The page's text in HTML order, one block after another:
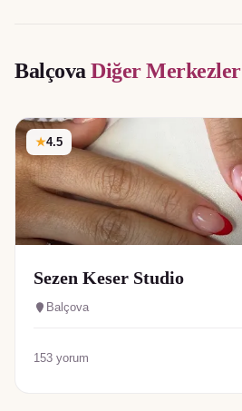
Balçova Diğer Merkezler
★4.5
Sezen Keser Studio
Balçova
153 yorum